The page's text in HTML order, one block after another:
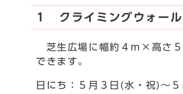
１ クライミングウォール
芝生広場に幅約４ｍ×高さ５
できます。
日にち：５月３日(水・祝)～